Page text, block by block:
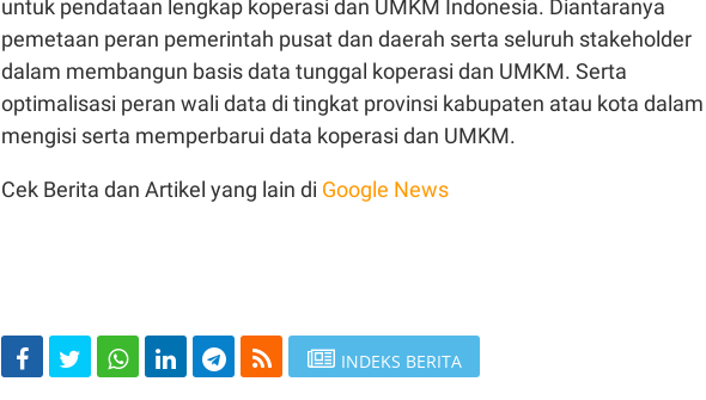
untuk pendataan lengkap koperasi dan UMKM Indonesia. Diantaranya
pemetaan peran pemerintah pusat dan daerah serta seluruh stakeholder
dalam membangun basis data tunggal koperasi dan UMKM. Serta
optimalisasi peran wali data di tingkat provinsi kabupaten atau kota dalam
mengisi serta memperbarui data koperasi dan UMKM.
Cek Berita dan Artikel yang lain di Google News
INDEKS BERITA